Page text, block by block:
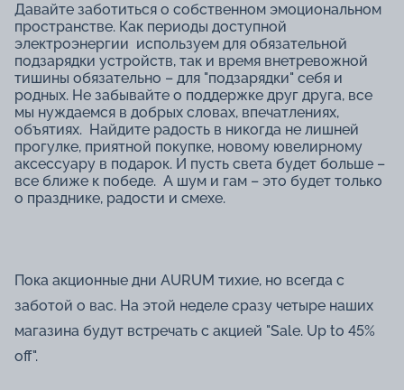
Давайте заботиться о собственном эмоциональном
пространстве. Как периоды доступной
электроэнергии используем для обязательной
подзарядки устройств, так и время внетревожной
тишины обязательно – для "подзарядки" себя и
родных. Не забывайте о поддержке друг друга, все
мы нуждаемся в добрых словах, впечатлениях,
объятиях. Найдите радость в никогда не лишней
прогулке, приятной покупке, новому ювелирному
аксессуару в подарок. И пусть света будет больше –
все ближе к победе. А шум и гам – это будет только
о празднике, радости и смехе.
Пока акционные дни AURUM тихие, но всегда с
заботой о вас. На этой неделе сразу четыре наших
магазина будут встречать с акцией "Sale. Up to 45%
off".